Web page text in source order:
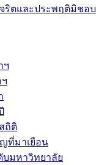
ริตและประพฤติมิชอบ
ฯ
ถิติ
ที่มาเยือน
บมหาวิทยาลัย